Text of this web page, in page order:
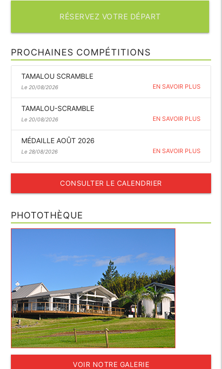
RÉSERVEZ VOTRE DÉPART
PROCHAINES COMPÉTITIONS
TAMALOU SCRAMBLE
Le 20/08/2026 EN SAVOIR PLUS
TAMALOU-SCRAMBLE
Le 20/08/2026 EN SAVOIR PLUS
MÉDAILLE AOÛT 2026
Le 28/08/2026 EN SAVOIR PLUS
CONSULTER LE CALENDRIER
PHOTOTHÈQUE
VOIR NOTRE GALERIE